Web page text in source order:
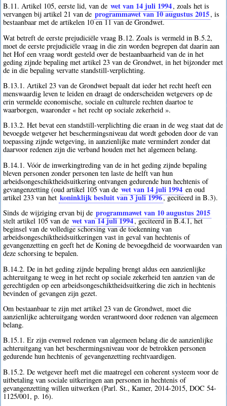
B.11. Artikel 105, eerste lid, van de wet van 14 juli 1994, zoals het is
vervangen bij artikel 21 van de programmawet van 10 augustus 2015, is
bestaanbaar met de artikelen 10 en 11 van de Grondwet.
Wat betreft de eerste prejudiciële vraag B.12. Zoals is vermeld in B.5.2,
moet de eerste prejudiciële vraag in die zin worden begrepen dat daarin aan
het Hof een vraag wordt gesteld over de bestaanbaarheid van de in het
geding zijnde bepaling met artikel 23 van de Grondwet, in het bijzonder met
de in die bepaling vervatte standstill-verplichting.
B.13.1. Artikel 23 van de Grondwet bepaalt dat ieder het recht heeft een
menswaardig leven te leiden en draagt de onderscheiden wetgevers op de
erin vermelde economische, sociale en culturele rechten daartoe te
waarborgen, waaronder « het recht op sociale zekerheid ».
B.13.2. Het bevat een standstill-verplichting die eraan in de weg staat dat de
bevoegde wetgever het beschermingsniveau dat wordt geboden door de van
toepassing zijnde wetgeving, in aanzienlijke mate vermindert zonder dat
daarvoor redenen zijn die verband houden met het algemeen belang.
B.14.1. Vóór de inwerkingtreding van de in het geding zijnde bepaling
bleven personen zonder personen ten laste de helft van hun
arbeidsongeschiktheidsuitkering ontvangen gedurende hun hechtenis of
gevangenzetting (oud artikel 105 van de wet van 14 juli 1994 en oud
artikel 233 van het koninklijk besluit van 3 juli 1996, geciteerd in B.3).
Sinds de wijziging ervan bij de programmawet van 10 augustus 2015
stelt artikel 105 van de wet van 14 juli 1994, geciteerd in B.4.1, het
beginsel van de volledige schorsing van de toekenning van
arbeidsongeschiktheidsuitkeringen vast in geval van hechtenis of
gevangenzetting en geeft het de Koning de bevoegdheid de voorwaarden van
deze schorsing te bepalen.
B.14.2. De in het geding zijnde bepaling brengt aldus een aanzienlijke
achteruitgang te weeg in het recht op sociale zekerheid ten aanzien van de
gerechtigden op een arbeidsongeschiktheidsuitkering die zich in hechtenis
bevinden of gevangen zijn gezet.
Om bestaanbaar te zijn met artikel 23 van de Grondwet, moet die
aanzienlijke achteruitgang worden verantwoord door redenen van algemeen
belang.
B.15.1. Er zijn evenwel redenen van algemeen belang die de aanzienlijke
achteruitgang van het beschermingsniveau voor de betrokken personen
gedurende hun hechtenis of gevangenzetting rechtvaardigen.
B.15.2. De wetgever heeft met die maatregel een coherent systeem voor de
uitbetaling van sociale uitkeringen aan personen in hechtenis of
gevangenzetting willen uitwerken (Parl. St., Kamer, 2014-2015, DOC 54-
1125/001, p. 16).